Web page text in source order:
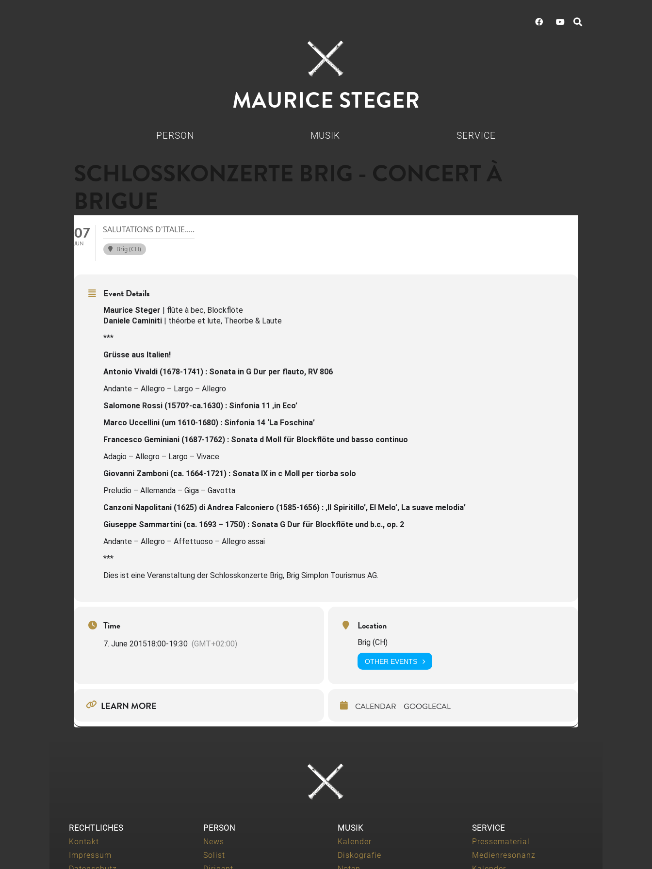
MAURICE STEGER
PERSON MUSIK SERVICE
SCHLOSSKONZERTE BRIG - CONCERT À
BRIGUE
07
JUN
SALUTATIONS D'ITALIE.....
Brig (CH)
Event Details
Maurice Steger | flûte à bec, Blockflöte
Daniele Caminiti | théorbe et lute, Theorbe & Laute
***
Grüsse aus Italien!
Antonio Vivaldi (1678-1741) : Sonata in G Dur per flauto, RV 806
Andante – Allegro – Largo – Allegro
Salomone Rossi (1570?-ca.1630) : Sinfonia 11 ‚in Eco’
Marco Uccellini (um 1610-1680) : Sinfonia 14 ‘La Foschina’
Francesco Geminiani (1687-1762) : Sonata d Moll für Blockflöte und basso continuo
Adagio – Allegro – Largo – Vivace
Giovanni Zamboni (ca. 1664-1721) : Sonata IX in c Moll per tiorba solo
Preludio – Allemanda – Giga – Gavotta
Canzoni Napolitani (1625) di Andrea Falconiero (1585-1656) : ‚Il Spiritillo’‚ El Melo’‚ La suave melodia’
Giuseppe Sammartini (ca. 1693 – 1750) : Sonata G Dur für Blockflöte und b.c., op. 2
Andante – Allegro – Affettuoso – Allegro assai
***
Dies ist eine Veranstaltung der Schlosskonzerte Brig, Brig Simplon Tourismus AG.
Time
7. June 201518:00-19:30 (GMT+02:00)
Location
Brig (CH)
OTHER EVENTS
LEARN MORE CALENDAR GOOGLECAL
RECHTLICHES
Kontakt
Impressum
PERSON
News
Solist
MUSIK
Kalender
Diskografie
SERVICE
Pressematerial
Medienresonanz